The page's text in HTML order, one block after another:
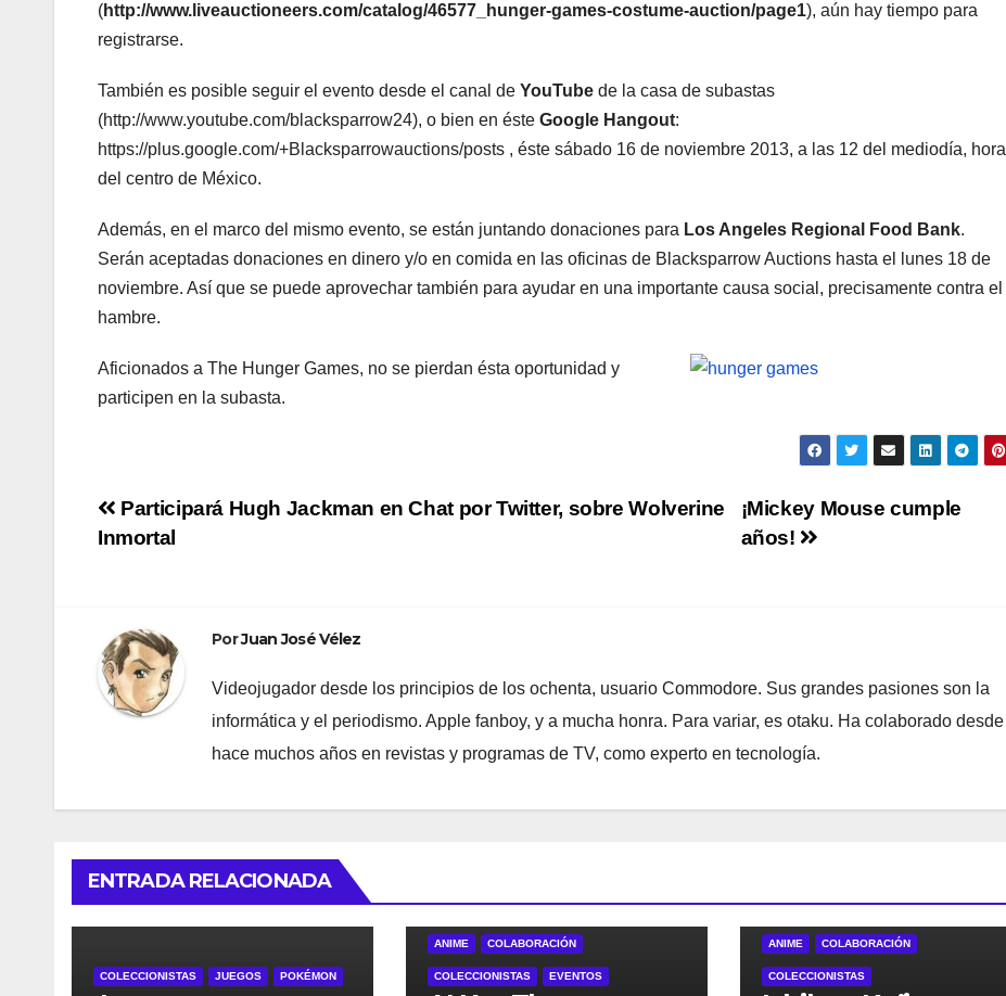
(http://www.liveauctioneers.com/catalog/46577_hunger-games-costume-auction/page1), aún hay tiempo para
registrarse.
También es posible seguir el evento desde el canal de YouTube de la casa de subastas
(http://www.youtube.com/blacksparrow24), o bien en éste Google Hangout:
https://plus.google.com/+Blacksparrowauctions/posts , éste sábado 16 de noviembre 2013, a las 12 del mediodía, hora
del centro de México.
Además, en el marco del mismo evento, se están juntando donaciones para Los Angeles Regional Food Bank.
Serán aceptadas donaciones en dinero y/o en comida en las oficinas de Blacksparrow Auctions hasta el lunes 18 de
noviembre. Así que se puede aprovechar también para ayudar en una importante causa social, precisamente contra el
hambre.
Aficionados a The Hunger Games, no se pierdan ésta oportunidad y
participen en la subasta.
Navegación
¡Mickey Mouse cumple
años!
Participará Hugh Jackman en Chat por Twitter, sobre Wolverine
Inmortal
PorJuan José Vélez
Videojugador desde los principios de los ochenta, usuario Commodore. Sus grandes pasiones son la
informática y el periodismo. Apple fanboy, y a mucha honra. Para variar, es otaku. Ha colaborado desde
hace muchos años en revistas y programas de TV, como experto en tecnología.
ENTRADA RELACIONADA
COLECCIONISTAS JUEGOS POKÉMON
ANIME COLABORACIÓN
COLECCIONISTAS EVENTOS
ANIME COLABORACIÓN
COLECCIONISTAS